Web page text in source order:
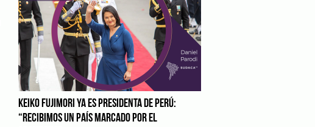
KEIKO FUJIMORI YA ES PRESIDENTA DE PERÚ:
“RECIBIMOS UN PAÍS MARCADO POR EL